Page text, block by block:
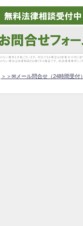
＞＞✉メール問合せ（24時間受付）